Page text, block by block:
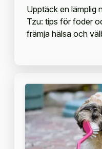
Upptäck en lämplig
Tzu: tips för foder
främja hälsa och